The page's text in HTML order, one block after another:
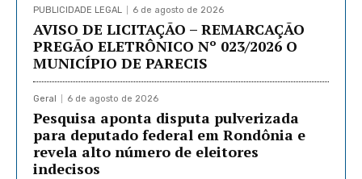
PUBLICIDADE LEGAL 6 de agosto de 2026
AVISO DE LICITAÇÃO – REMARCAÇÃO
PREGÃO ELETRÔNICO Nº 023/2026 O
MUNICÍPIO DE PARECIS
Geral 6 de agosto de 2026
Pesquisa aponta disputa pulverizada
para deputado federal em Rondônia e
revela alto número de eleitores
indecisos